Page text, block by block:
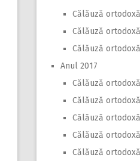
Călăuză
Călăuză
Călăuză
Anul 2017
Călăuză
Călăuză
Călăuză
Călăuză
Călăuză